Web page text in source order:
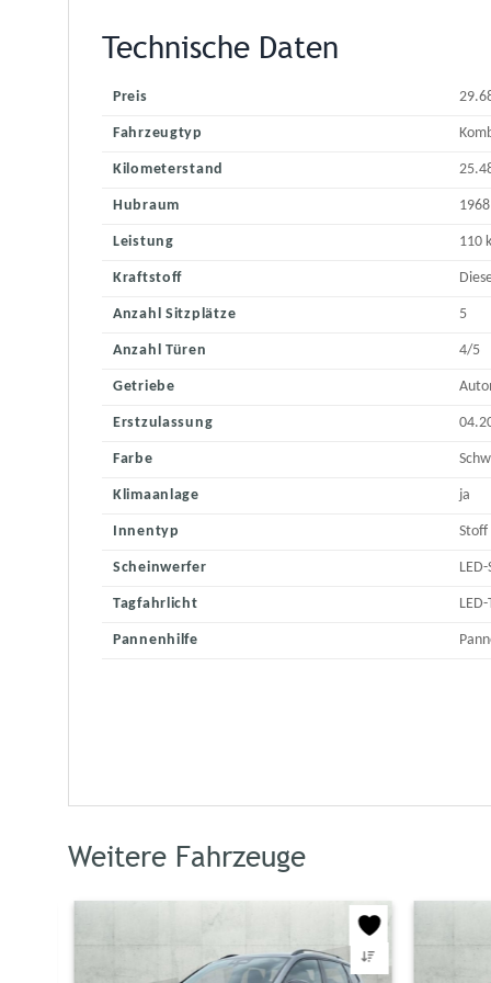
Technische Daten
Preis
Fahrzeugtyp
Kilometerstand
Hubraum
Leistung 110
Kraftstoff
Anzahl Sitzplätze 5
Anzahl Türen 4/5
Getriebe
Erstzulassung
Farbe
Klimaanlage ja
Innentyp Stoff
Scheinwerfer
Tagfahrlicht
Pannenhilfe
Weitere Fahrzeuge